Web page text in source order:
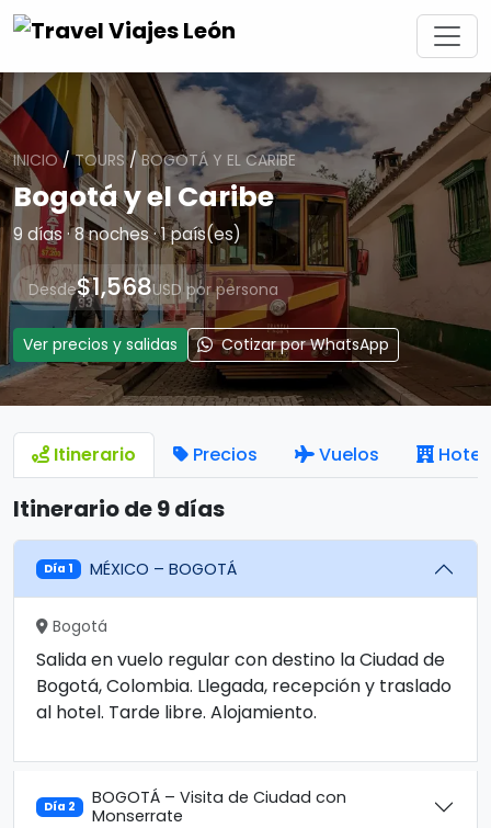
INICIO/TOURS/BOGOTÁ Y EL CARIBE
Bogotá y el Caribe
9 días · 8 noches · 1 país(es)
Desde$1,568USD por persona
Ver precios y salidas Cotizar por WhatsApp
Itinerario Precios Vuelos
Itinerario de 9 días
Día 1 MÉXICO – BOGOTÁ
Bogotá
Salida en vuelo regular con destino la Ciudad de
Bogotá, Colombia. Llegada, recepción y traslado
al hotel. Tarde libre. Alojamiento.
Día 2
BOGOTÁ – Visita de Ciudad con
Monserrate